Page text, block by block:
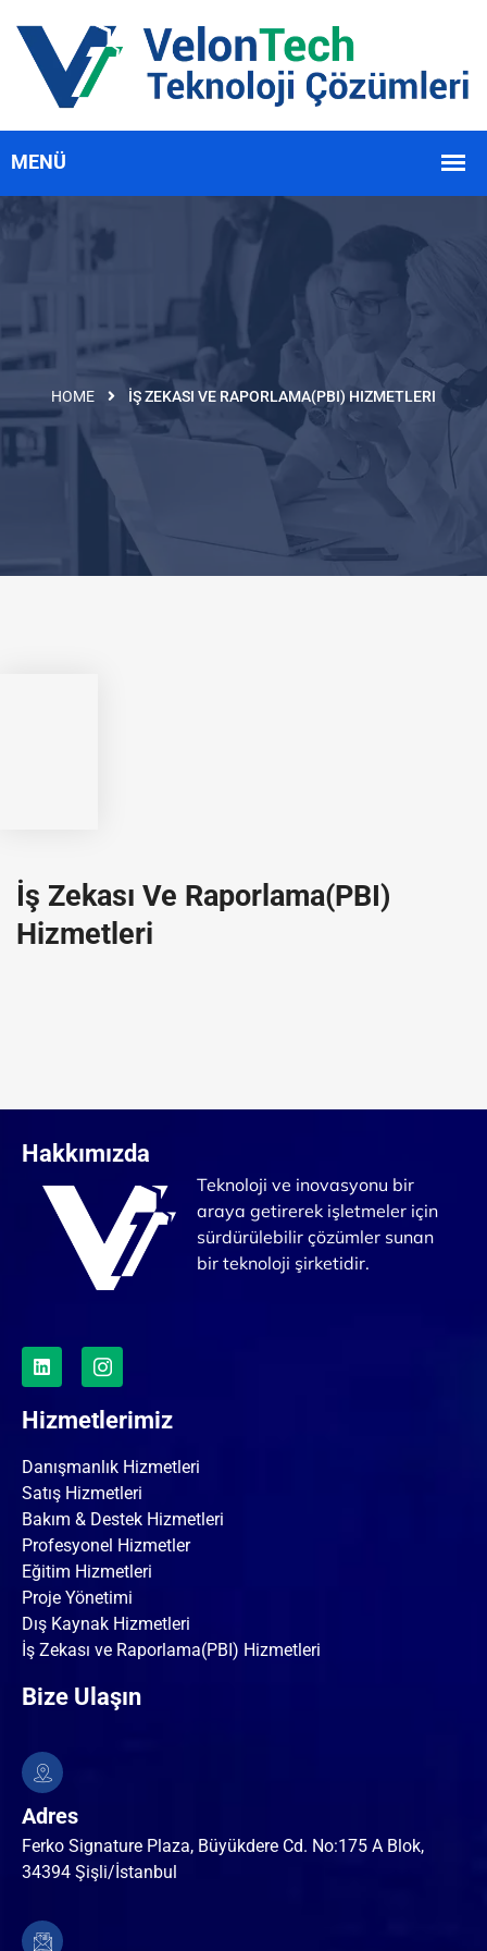
HOME İŞ ZEKASI VE RAPORLAMA(PBI) HIZMETLERI
İş Zekası Ve Raporlama(PBI)
Hizmetleri
Hakkımızda
Teknoloji ve inovasyonu bir
araya getirerek işletmeler için
sürdürülebilir çözümler sunan
bir teknoloji şirketidir.
Hizmetlerimiz
Danışmanlık Hizmetleri
Satış Hizmetleri
Bakım & Destek Hizmetleri
Profesyonel Hizmetler
Eğitim Hizmetleri
Proje Yönetimi
Dış Kaynak Hizmetleri
İş Zekası ve Raporlama(PBI) Hizmetleri
Bize Ulaşın
Adres
Ferko Signature Plaza, Büyükdere Cd. No:175 A Blok,
34394 Şişli/İstanbul